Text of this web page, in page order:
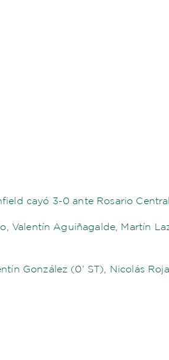
cayó 3-0 ante Rosario
Valentín Aguiñagalde, Martín
González (0’ ST), Nicolás